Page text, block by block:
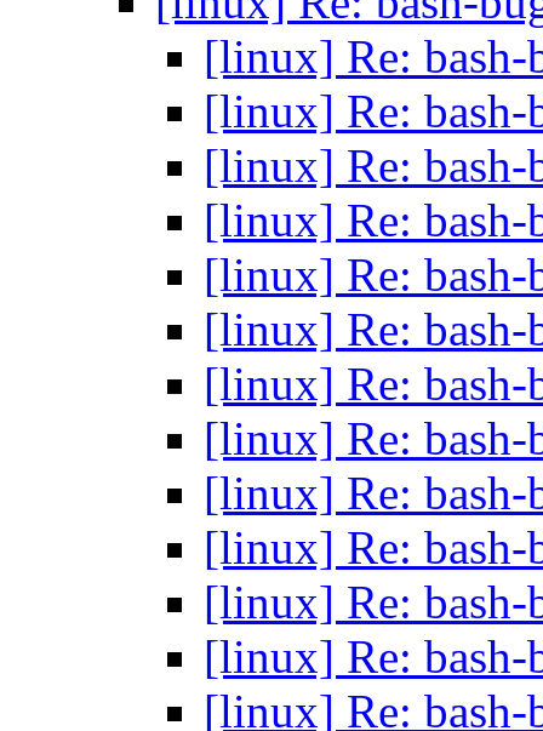
[linux] Re:
[linux] Re:
[linux] Re:
[linux] Re:
[linux] Re:
[linux] Re:
[linux] Re:
[linux] Re:
[linux] Re:
[linux] Re:
[linux] Re:
[linux] Re:
[linux] Re: